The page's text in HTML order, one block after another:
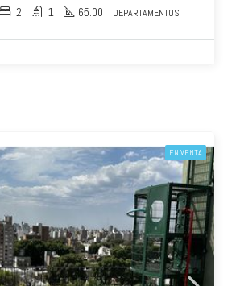
2 1 65.00 DEPARTAMENTOS
EN VENTA